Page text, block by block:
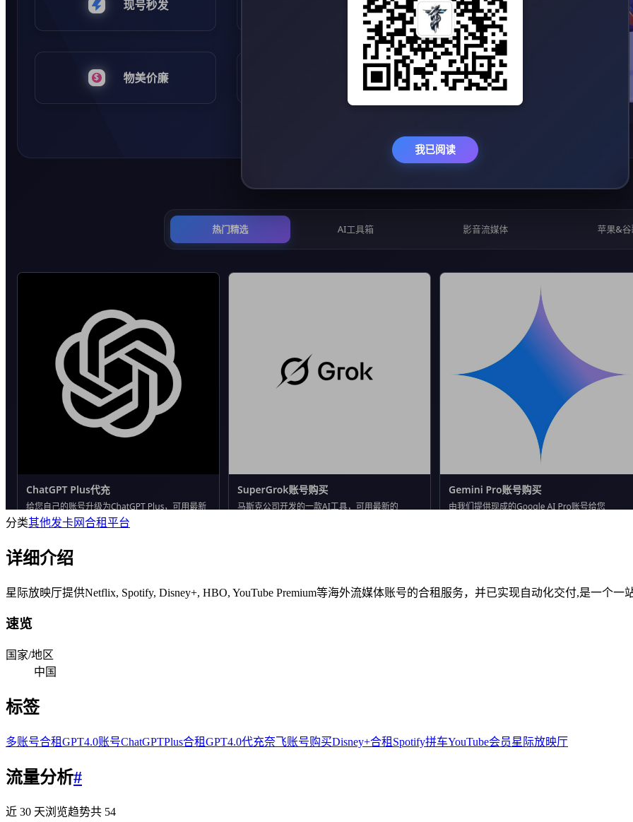
分类其他发卡网合租平台
详细介绍
星际放映厅提供Netflix, Spotify, Disney+, HBO, YouTube Premium等海外流媒体账号的合租服务，并已实现自动化交付,是一个一
速览
国家/地区
中国
标签
多账号合租GPT4.0账号ChatGPTPlus合租GPT4.0代充奈飞账号购买Disney+合租 Spotify拼车YouTube会员星际放映厅
流量分析#
近 30 天浏览趋势共 54